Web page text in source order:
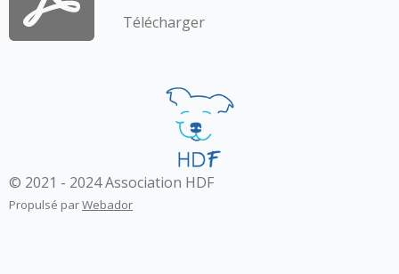
Télécharger
© 2021 - 2024 Association HDF
Propulsé parWebador